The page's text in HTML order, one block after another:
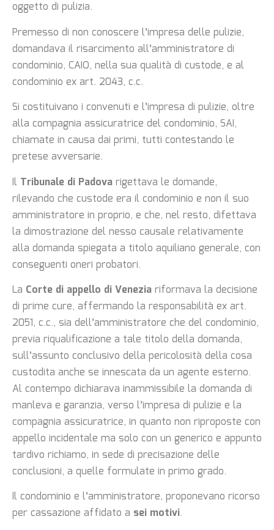
oggetto di pulizia.
Premesso di non conoscere l’impresa delle pulizie,
domandava il risarcimento all’amministratore di
condominio, CAIO, nella sua qualità di custode, e al
condominio ex art. 2043, c.c.
Si costituivano i convenuti e l’impresa di pulizie, oltre
alla compagnia assicuratrice del condominio, SAI,
chiamate in causa dai primi, tutti contestando le
pretese avversarie.
Il Tribunale di Padova rigettava le domande,
rilevando che custode era il condominio e non il suo
amministratore in proprio, e che, nel resto, difettava
la dimostrazione del nesso causale relativamente
alla domanda spiegata a titolo aquiliano generale, con
conseguenti oneri probatori.
La Corte di appello di Venezia riformava la decisione
di prime cure, affermando la responsabilità ex art.
2051, c.c., sia dell’amministratore che del condominio,
previa riqualificazione a tale titolo della domanda,
sull’assunto conclusivo della pericolosità della cosa
custodita anche se innescata da un agente esterno.
Al contempo dichiarava inammissibile la domanda di
manleva e garanzia, verso l’impresa di pulizie e la
compagnia assicuratrice, in quanto non riproposte con
appello incidentale ma solo con un generico e appunto
tardivo richiamo, in sede di precisazione delle
conclusioni, a quelle formulate in primo grado.
Il condominio e l’amministratore, proponevano ricorso
per cassazione affidato a sei motivi.